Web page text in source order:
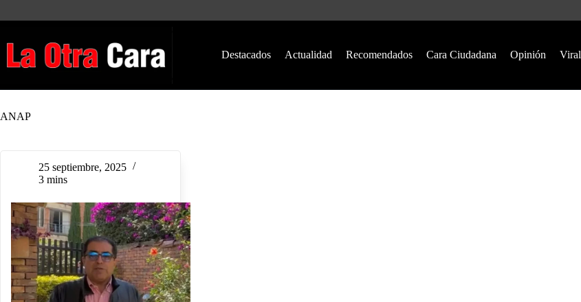
Destacados Actualidad Recomendados Cara Ciudadana Opinión Viral
ANAP
25 septiembre, 2025
3 mins